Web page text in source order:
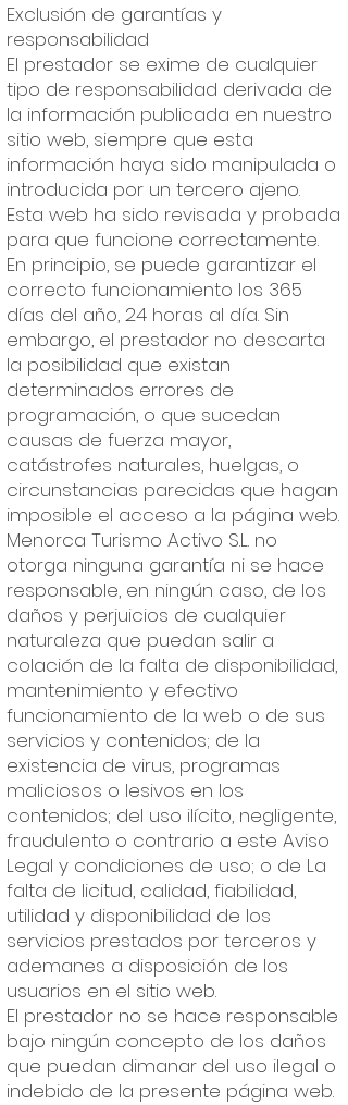
Exclusión de garantías y
responsabilidad
El prestador se exime de cualquier
tipo de responsabilidad derivada de
la información publicada en nuestro
sitio web, siempre que esta
información haya sido manipulada o
introducida por un tercero ajeno.
Esta web ha sido revisada y probada
para que funcione correctamente.
En principio, se puede garantizar el
correcto funcionamiento los 365
días del año, 24 horas al día. Sin
embargo, el prestador no descarta
la posibilidad que existan
determinados errores de
programación, o que sucedan
causas de fuerza mayor,
catástrofes naturales, huelgas, o
circunstancias parecidas que hagan
imposible el acceso a la página web.
Menorca Turismo Activo S.L. no
otorga ninguna garantía ni se hace
responsable, en ningún caso, de los
daños y perjuicios de cualquier
naturaleza que puedan salir a
colación de la falta de disponibilidad,
mantenimiento y efectivo
funcionamiento de la web o de sus
servicios y contenidos; de la
existencia de virus, programas
maliciosos o lesivos en los
contenidos; del uso ilícito, negligente,
fraudulento o contrario a este Aviso
Legal y condiciones de uso; o de La
falta de licitud, calidad, fiabilidad,
utilidad y disponibilidad de los
servicios prestados por terceros y
ademanes a disposición de los
usuarios en el sitio web.
El prestador no se hace responsable
bajo ningún concepto de los daños
que puedan dimanar del uso ilegal o
indebido de la presente página web.